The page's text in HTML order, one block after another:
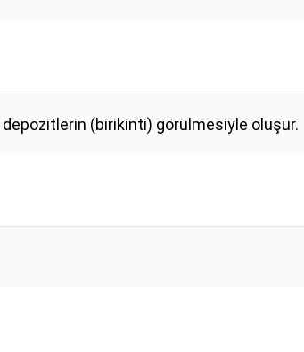
(birikinti) görülmesiyle oluşur.